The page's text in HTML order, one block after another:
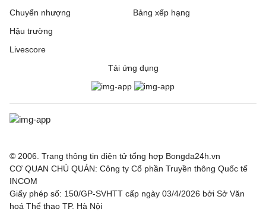
Chuyển nhượng
Hậu trường
Livescore
Bảng xếp hạng
Tải ứng dụng
© 2006. Trang thông tin điện tử tổng hợp Bongda24h.vn
CƠ QUAN CHỦ QUẢN: Công ty Cổ phần Truyền thông Quốc tế
INCOM
Giấy phép số: 150/GP-SVHTT cấp ngày 03/4/2026 bởi Sở Văn
hoá Thể thao TP. Hà Nội